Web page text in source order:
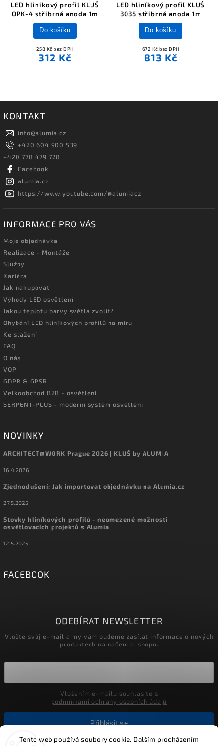
Tento web používá soubory cookie. Dalším procházením
LED hliníkový profil KLUŚ
OPK-4 stříbrná anoda 1m
258 Kč bez DPH
312 Kč
Do košíku
LED hliníkový profil KLUŚ
3035 stříbrná anoda 1m
672 Kč bez DPH
813 Kč
Do košíku
KONTAKT
info@alumia.cz
+420 604 900 539
+420 778 479 728
Facebook
alumia.cz
https://www.youtube.com/@alumiacz
INFORMACE PRO VÁS
Moje objednávka
Realizace - Montáže
Služby
Kariéra
Jak nakupovat
Výhody LED osvětlení
Jakou teplotu barvy světla zvolit?
Ohybání LED hliníkových profilů na míru
Ke stažení
FAQ
O nás
VOP
GDPR & GPSR
Velkoobchod B2B - osvětlení
SERPENT-PLUS - moderní systém osvětlení
NOVINKY
ARCHITECT@WORK Prague 2026 | KLUŚ by ALUMIA
16.4.2026
Zjednodušení: Jak importovat objednávku na Alumia.cz
27.5.2025
Stovky hliníkových profilů - neomezené možnosti
osvětlovacích projektů s Alumia
12.5.2025
FACEBOOK
ODEBÍRAT NEWSLETTER
Vložte svůj e-mail a my vám budeme zasílat informace o nových
produktech na našem e-shopu.
podmínkami ochrany osobních údajů
Přihlásit se